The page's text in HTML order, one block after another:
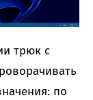
трюк с
по